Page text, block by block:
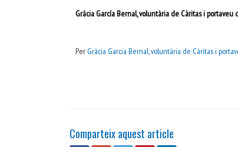
Gràcia García Bernal, voluntària de Càritas i
Per Gràcia Garcia Bernal, voluntària de Càritas i
Comparteix aquest article